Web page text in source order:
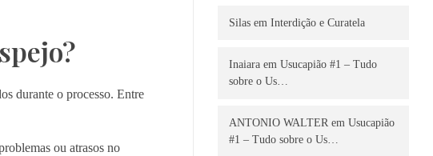
durante o processo. Entre
ou atrasos no
Silas em Interdição e Curatela
Inaiara em Usucapião #1 – Tudo
sobre o Us…
ANTONIO WALTER em Usucapião
#1 – Tudo sobre o Us…